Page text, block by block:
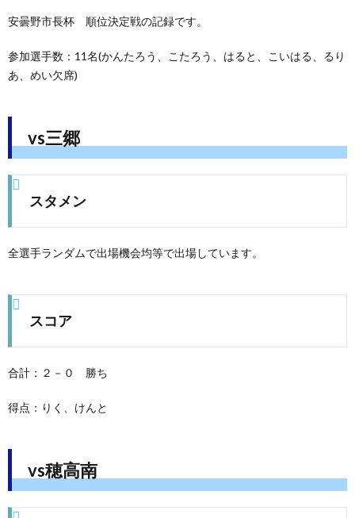
安曇野市長杯 順位決定戦の記録です。
参加選手数：11名(かんたろう、こたろう、はると、こいはる、るり
あ、めい欠席)
vs三郷
スタメン
全選手ランダムで出場機会均等で出場しています。
スコア
合計：２－０ 勝ち
得点：りく、けんと
vs穂高南